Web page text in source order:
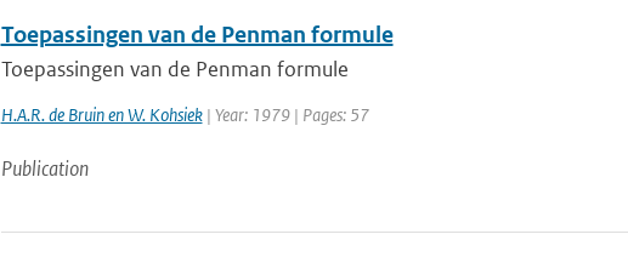
Toepassingen van de Penman formule
Toepassingen van de Penman formule
H.A.R. de Bruin en W. Kohsiek| Year: 1979 | Pages: 57
Publication